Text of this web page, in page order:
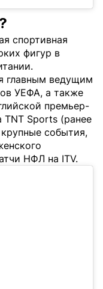
спортивная
фигур в
главным ведущим
УЕФА, а также
премьер-
TNT Sports (ранее
события,
НФЛ на ITV.